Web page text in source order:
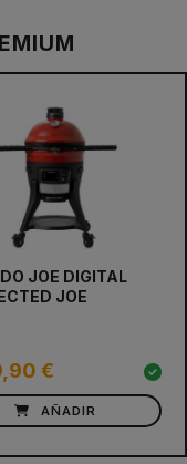
JOE DIGITAL
JOE
€
AÑADIR